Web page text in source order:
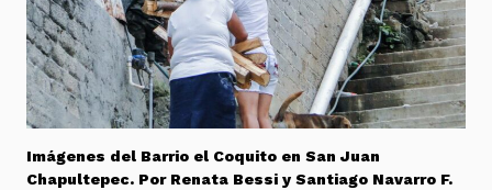
Imágenes del Barrio el Coquito en San Juan
Chapultepec. Por Renata Bessi y Santiago Navarro F.